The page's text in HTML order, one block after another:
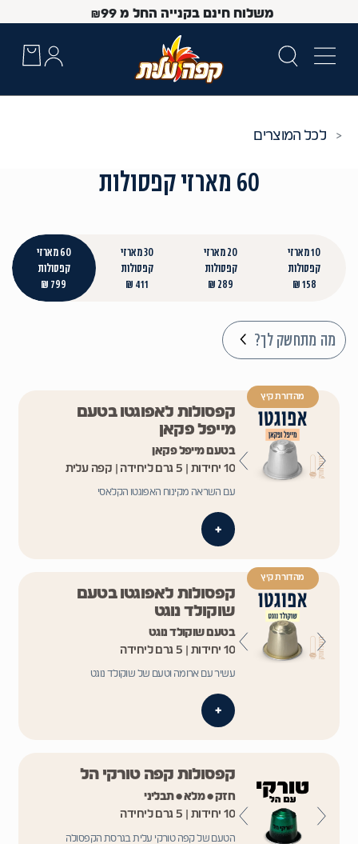
משלוח חינם בקנייה החל מ ₪99
Up and Down arrow keys to navigate search results.
כל המוצרים
60 מארזי קפסולות
10 מארזי
קפסולות
158 ₪
20 מארזי
קפסולות
289 ₪
30 מארזי
קפסולות
411 ₪
60 מארזי
קפסולות
799 ₪
מה מתחשק לך?
מהדורת קיץ
קפסולות לאפוגטו בטעם
מייפל פקאן
בטעם מייפל פקאן
10 יחידות | 5 גרם ליחידה | קפה עלית
עם השראה מקינוח האפוגטו הקלאסי
+
מהדורת קיץ
קפסולות לאפוגטו בטעם
שוקולד נוגט
בטעם שוקולד נוגט
10 יחידות | 5 גרם ליחידה
עשיר עם ארומה וטעם של שוקולד נוגט
+
קפסולות קפה טורקי הל
חזק • מלא • תבליני
10 יחידות | 5 גרם ליחידה
הטעם של קפה טורקי עלית בגרסת הקפסולה